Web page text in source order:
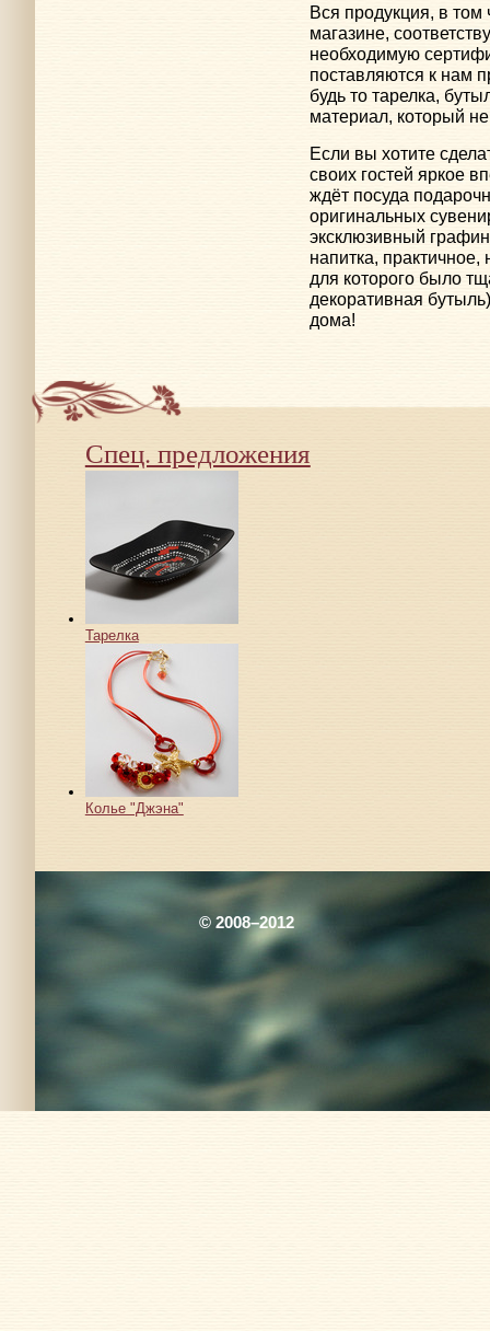
Вся продукция, в
магазине,
необходимую
поставляются к нам
будь то тарелка,
материал, который
Если вы хотите
своих гостей яркое
ждёт посуда
оригинальных
эксклюзивный
напитка,
для которого было
декоративная
дома!
Спец. предложения
Тарелка
Колье "Джэна"
© 2008–2012